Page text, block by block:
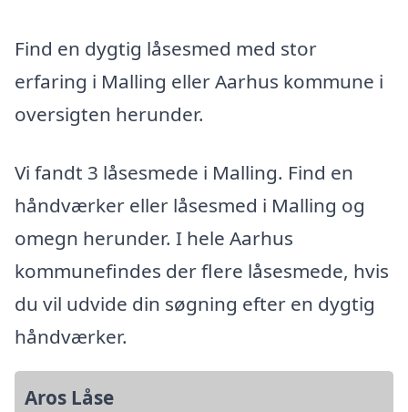
Find en dygtig låsesmed med stor
erfaring i Malling eller Aarhus kommune i
oversigten herunder.
Vi fandt 3 låsesmede i Malling. Find en
håndværker eller låsesmed i Malling og
omegn herunder. I hele Aarhus
kommunefindes der flere låsesmede, hvis
du vil udvide din søgning efter en dygtig
håndværker.
Aros Låse